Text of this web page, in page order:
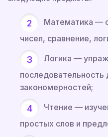
Математика —
чисел, сравнение,
Логика —
последовательность
закономерностей;
Чтение —
простых слов и